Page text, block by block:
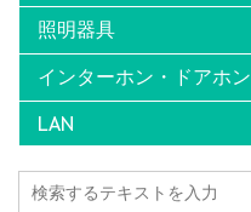
照明器具
インターホン・ドアホン
LAN